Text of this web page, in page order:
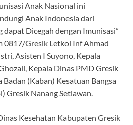
Anak Nasional ini
Anak Indonesia dari
Dicegah dengan Imunisasi”
0817/Gresik Letkol Inf Ahmad
Asisten I Suyono, Kepala
Kepala Dinas PMD Gresik
Badan (Kaban) Kesatuan Bangsa
Gresik Nanang Setiawan.
Kesehatan Kabupaten Gresik